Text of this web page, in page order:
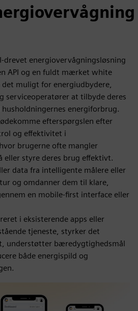
drevet energiovervågningsløsning
API og en fuldt mærket white
muligt for energiudbydere,
serviceoperatører at tilbyde deres
energiforbrug.
efterspørgslen efter
og effektivitet i
brugerne ofte mangler
styre deres brug effektivt.
data fra intelligente målere eller
og omdanner dem til klare,
en mobile-first interface eller
i eksisterende apps eller
tjeneste, styrker det
understøtter bæredygtighedsmål
både energispild og